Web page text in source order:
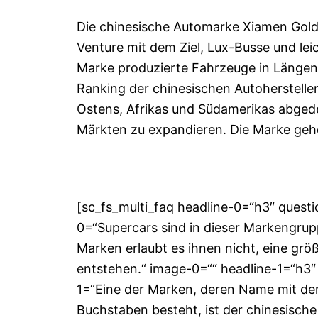
Die chinesische Automarke Xiamen
Venture mit dem Ziel, Lux-Busse und
Marke produzierte Fahrzeuge in
Ranking der chinesischen
Ostens, Afrikas und Südamerikas
Märkten zu expandieren. Die Marke
[sc_fs_multi_faq headline-0=“h3″
0=“Supercars sind in dieser
Marken erlaubt es ihnen nicht, eine
entstehen.“ image-0=““ headline-
1=“Eine der Marken, deren Name mit
Buchstaben besteht, ist der